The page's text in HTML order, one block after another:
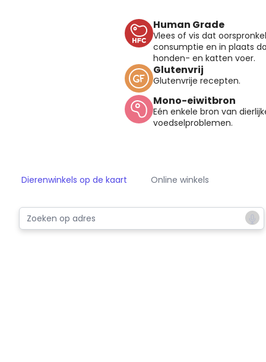
Human Grade
Vlees of vis dat
consumptie en in plaats
honden- en katten voer.
Glutenvrij
Glutenvrije recepten.
Mono-eiwitbron
Eén enkele bron van
voedselproblemen.
Dierenwinkels op de kaart Online winkels